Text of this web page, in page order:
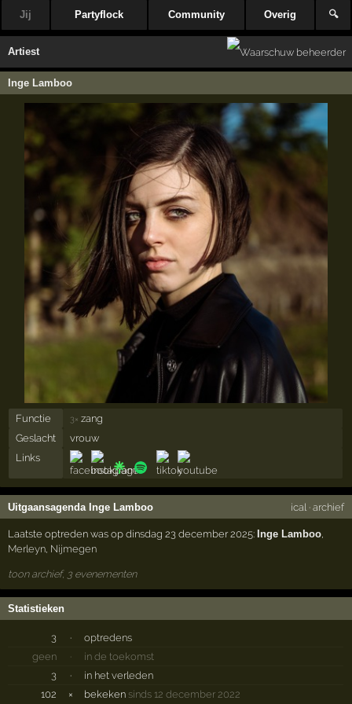
Jij Partyflock Community Overig 🔍
Artiest
Inge Lamboo
Functie 3× zang
Geslacht
vrouw
Links
Uitgaansagenda Inge Lamboo ical · archief
Laatste optreden was op dinsdag 23 december 2025: Inge Lamboo
Merleyn Nijmegen
toon archief, 3 evenementen
Statistieken
3 ·
optredens
geen
·
in de toekomst
3
·
in het verleden
102
× bekeken sinds 12 december 2022